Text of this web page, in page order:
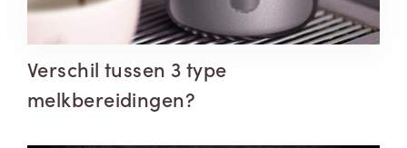
Verschil tussen 3 type
melkbereidingen?